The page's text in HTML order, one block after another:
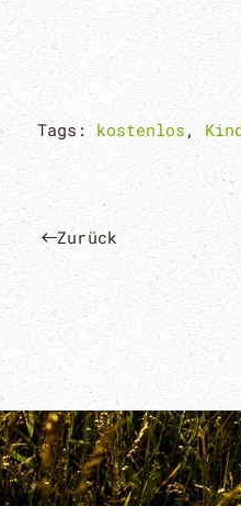
Tags:kostenlos ,
Zurück